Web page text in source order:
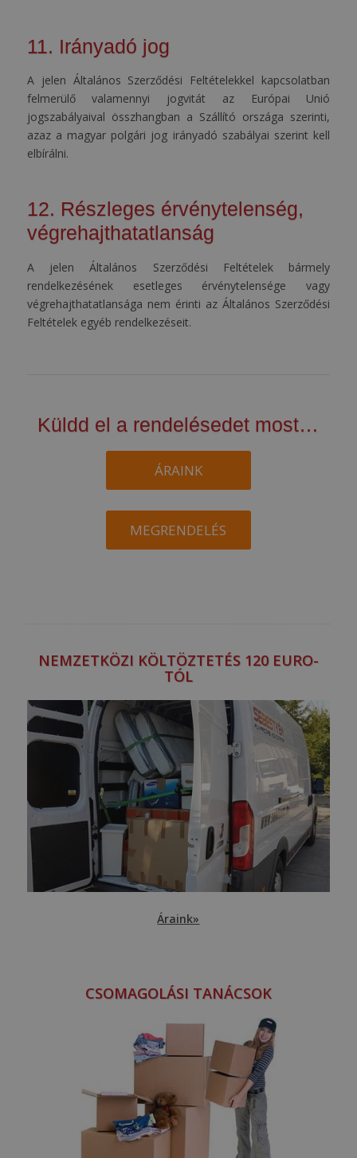
11. Irányadó jog
A jelen Általános Szerződési Feltételekkel kapcsolatban
felmerülő valamennyi jogvitát az Európai Unió
jogszabályaival összhangban a Szállító országa szerinti,
azaz a magyar polgári jog irányadó szabályai szerint kell
elbírálni.
12. Részleges érvénytelenség,
végrehajthatatlanság
A jelen Általános Szerződési Feltételek bármely
rendelkezésének esetleges érvénytelensége vagy
végrehajthatatlansága nem érinti az Általános Szerződési
Feltételek egyéb rendelkezéseit.
Küldd el a rendelésedet most…
ÁRAINK
MEGRENDELÉS
NEMZETKÖZI KÖLTÖZTETÉS 120 EURO-
TÓL
Áraink»
CSOMAGOLÁSI TANÁCSOK